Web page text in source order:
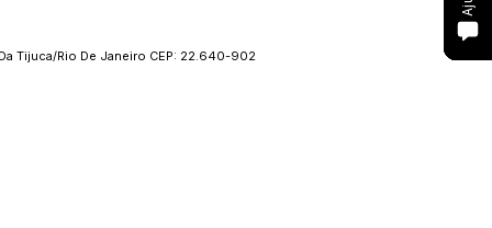
Tijuca/Rio De Janeiro CEP: 22.640-902